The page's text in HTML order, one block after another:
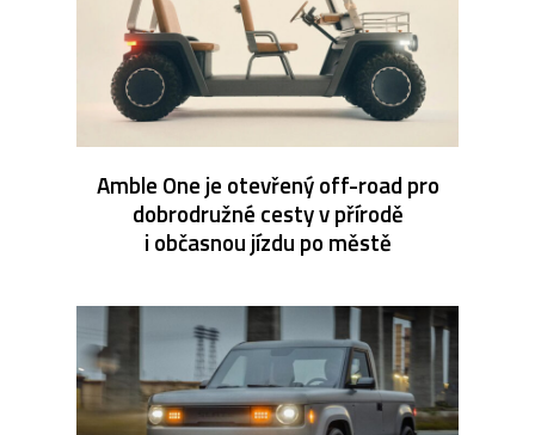
Amble One je otevřený off-road pro
dobrodružné cesty v přírodě
i občasnou jízdu po městě